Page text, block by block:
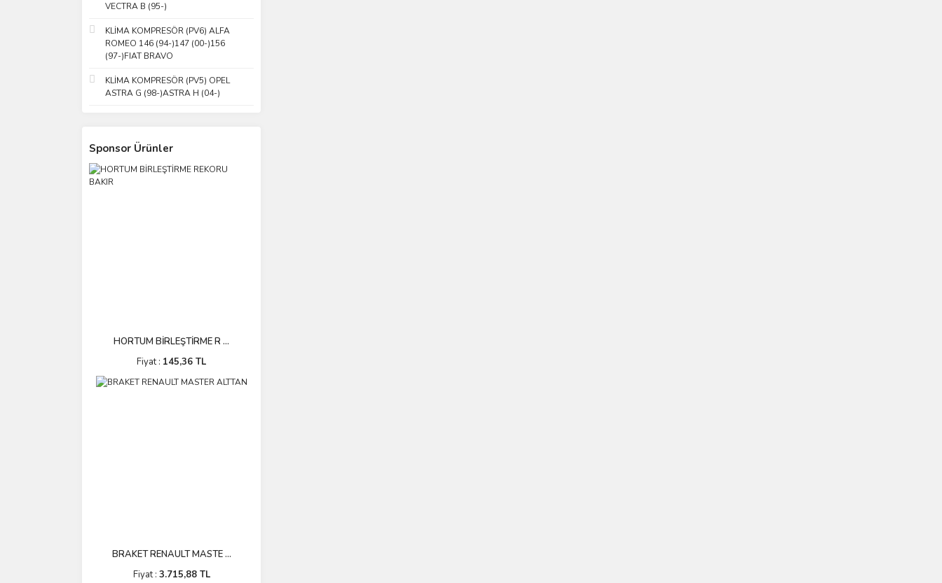
VECTRA B (95-)
KLİMA KOMPRESÖR (PV6) ALFA
ROMEO 146 (94-)147 (00-)156
(97-)FIAT BRAVO
KLİMA KOMPRESÖR (PV5) OPEL
ASTRA G (98-)ASTRA H (04-)
Sponsor Ürünler
HORTUM BİRLEŞTİRME R ...
Fiyat : 145,36 TL
BRAKET RENAULT MASTE ...
Fiyat : 3.715,88 TL